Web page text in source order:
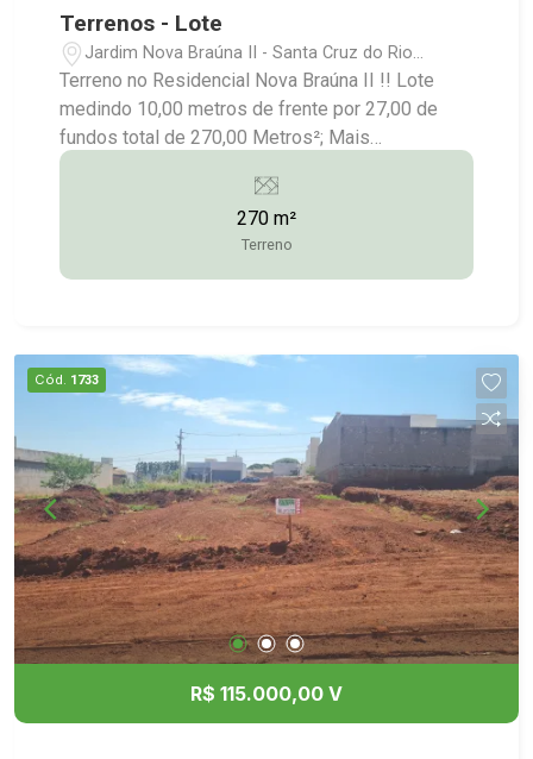
Terrenos - Lote
Jardim Nova Braúna II - Santa Cruz do Rio
Pardo/SP
Terreno no Residencial Nova Braúna II !! Lote
medindo 10,00 metros de frente por 27,00 de
fundos total de 270,00 Metros²; Mais
Informações:(14)9.9743-9789/9.9613-
270 m²
Terreno
Cód. 1733
R$ 115.000,00 V